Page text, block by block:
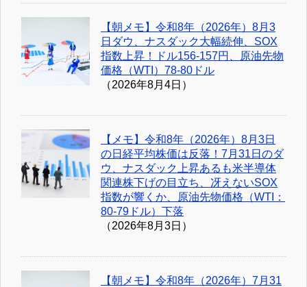
【朝メモ】令和8年（2026年）8月3
日ダウ、ナスダック大幅続伸、SOX
指数上昇！ドル156-157円、原油先物
価格（WTI）78-80ドル
（2026年8月4日）
【メモ】令和8年（2026年）8月3日
の日経平均株価は反落！7月31日のダ
ウ、ナスダック上昇あるも米半導体
関連株下げの目立ち、冴えないSOX
指数が響くか、原油先物価格（WTI：
80-79ドル）下落
（2026年8月3日）
【朝メモ】令和8年（2026年）7月31